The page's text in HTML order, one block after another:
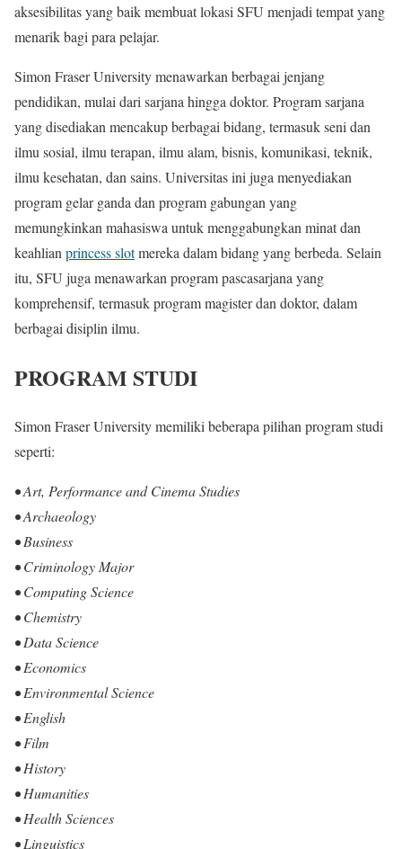
aksesibilitas yang baik membuat lokasi SFU menjadi tempat yang
menarik bagi para pelajar.
Simon Fraser University menawarkan berbagai jenjang
pendidikan, mulai dari sarjana hingga doktor. Program sarjana
yang disediakan mencakup berbagai bidang, termasuk seni dan
ilmu sosial, ilmu terapan, ilmu alam, bisnis, komunikasi, teknik,
ilmu kesehatan, dan sains. Universitas ini juga menyediakan
program gelar ganda dan program gabungan yang
memungkinkan mahasiswa untuk menggabungkan minat dan
keahlian princess slotmereka dalam bidang yang berbeda. Selain
itu, SFU juga menawarkan program pascasarjana yang
komprehensif, termasuk program magister dan doktor, dalam
berbagai disiplin ilmu.
PROGRAM STUDI
Simon Fraser University memiliki beberapa pilihan program studi
seperti:
• Art, Performance and Cinema Studies
• Archaeology
• Business
• Criminology Major
• Computing Science
• Chemistry
• Data Science
• Economics
• Environmental Science
• English
• Film
• History
• Humanities
• Health Sciences
• Linguistics